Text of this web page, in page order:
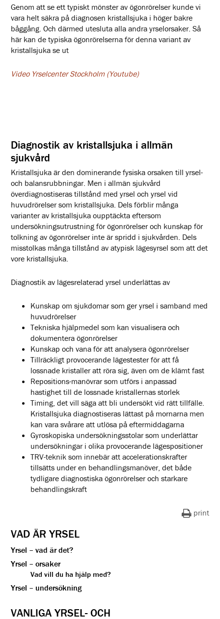
Genom att se ett typiskt mönster av ögonrörelser kunde vi
vara helt säkra på diagnosen kristallsjuka i höger bakre
båggång. Och därmed utesluta alla andra yrselorsaker. Så
här kan de typiska ögonrörelserna för denna variant av
kristallsjuka se ut
Video YrselcenterStockholm (Youtube)
Diagnostik av kristallsjuka i allmän
sjukvård
Kristallsjuka är den dominerande fysiska orsaken till yrsel-
och balansrubbningar. Men i allmän sjukvård
överdiagnostiseras tillstånd med yrsel och yrsel vid
huvudrörelser som kristallsjuka. Dels förblir många
varianter av kristallsjuka oupptäckta eftersom
undersökningsutrustning för ögonrörelser och kunskap för
tolkning av ögonrörelser inte är spridd i sjukvården. Dels
misstolkas många tillstånd av atypisk lägesyrsel som att det
vore kristallsjuka.
Diagnostik av lägesrelaterad yrsel underlättas av
Kunskap om sjukdomar som ger yrsel i samband med
huvudrörelser
Tekniska hjälpmedel som kan visualisera och
dokumentera ögonrörelser
Kunskap och vana för att analysera ögonrörelser
Tillräckligt provocerande lägestester för att få
lossnade kristaller att röra sig, även om de klämt fast
Repositions-manövrar som utförs i anpassad
hastighet till de lossnade kristallernas storlek
Timing, det vill säga att bli undersökt vid rätt tillfälle.
Kristallsjuka diagnostiseras lättast på mornarna men
kan vara svårare att utlösa på eftermiddagarna
Gyroskopiska undersökningsstolar som underlättar
undersökningar i olika provocerande lägespositioner
TRV-teknik som innebär att accelerationskrafter
tillsätts under en behandlingsmanöver, det både
tydligare diagnostiska ögonrörelser och starkare
behandlingskraft
print
VAD ÄR YRSEL
Yrsel – vad är det?
Yrsel – orsaker
Vad vill du ha hjälp med?
Yrsel – undersökning
VANLIGA YRSEL- OCH